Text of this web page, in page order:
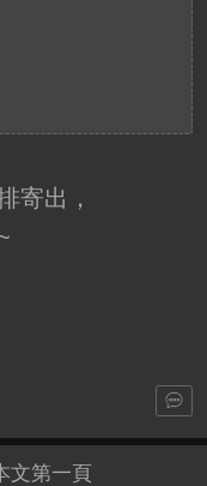
寄出，
文第一頁